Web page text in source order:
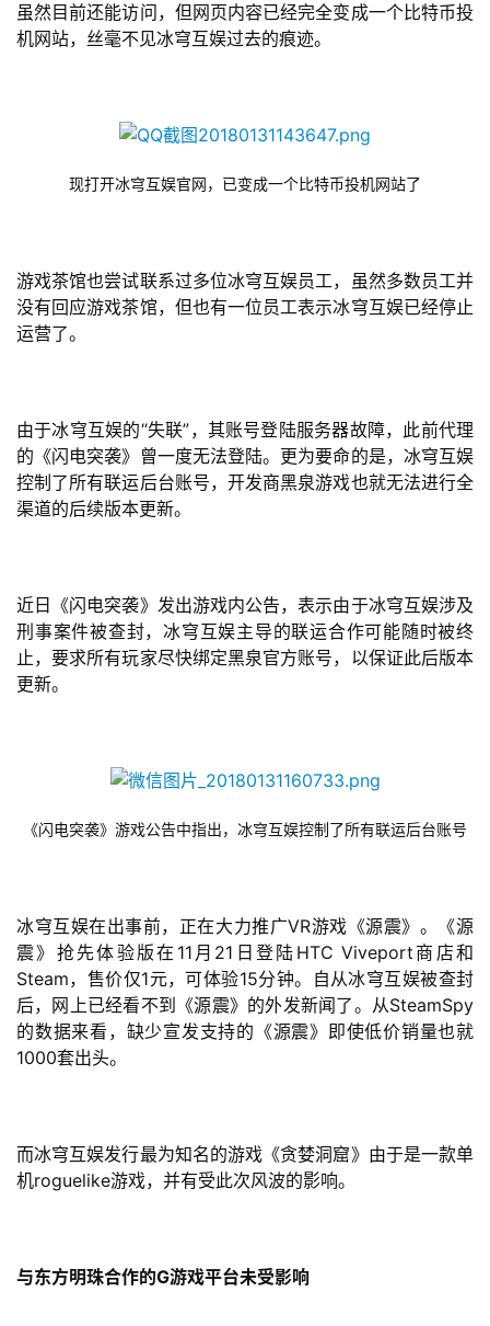
游
茶
原
创
业
界
游
虽然目前还能访问，但网页内容已经完全变成一个比特币投
机网站，丝毫不见冰穹互娱过去的痕迹。
现打开冰穹互娱官网，已变成一个比特币投机网站了
游戏茶馆也尝试联系过多位冰穹互娱员工，虽然多数员工并
没有回应游戏茶馆，但也有一位员工表示冰穹互娱已经停止
运营了。
由于冰穹互娱的“失联”，其账号登陆服务器故障，此前代理
的《闪电突袭》曾一度无法登陆。更为要命的是，冰穹互娱
控制了所有联运后台账号，开发商黑泉游戏也就无法进行全
渠道的后续版本更新。
近日《闪电突袭》发出游戏内公告，表示由于冰穹互娱涉及
刑事案件被查封，冰穹互娱主导的联运合作可能随时被终
止，要求所有玩家尽快绑定黑泉官方账号，以保证此后版本
更新。
《闪电突袭》游戏公告中指出，冰穹互娱控制了所有联运后台账号
冰穹互娱在出事前，正在大力推广VR游戏《源震》。《源
震》抢先体验版在11月21日登陆HTC Viveport商店和
Steam，售价仅1元，可体验15分钟。自从冰穹互娱被查封
后，网上已经看不到《源震》的外发新闻了。从SteamSpy
的数据来看，缺少宣发支持的《源震》即使低价销量也就
1000套出头。
而冰穹互娱发行最为知名的游戏《贪婪洞窟》由于是一款单
机roguelike游戏，并有受此次风波的影响。
与东方明珠合作的G游戏平台未受影响